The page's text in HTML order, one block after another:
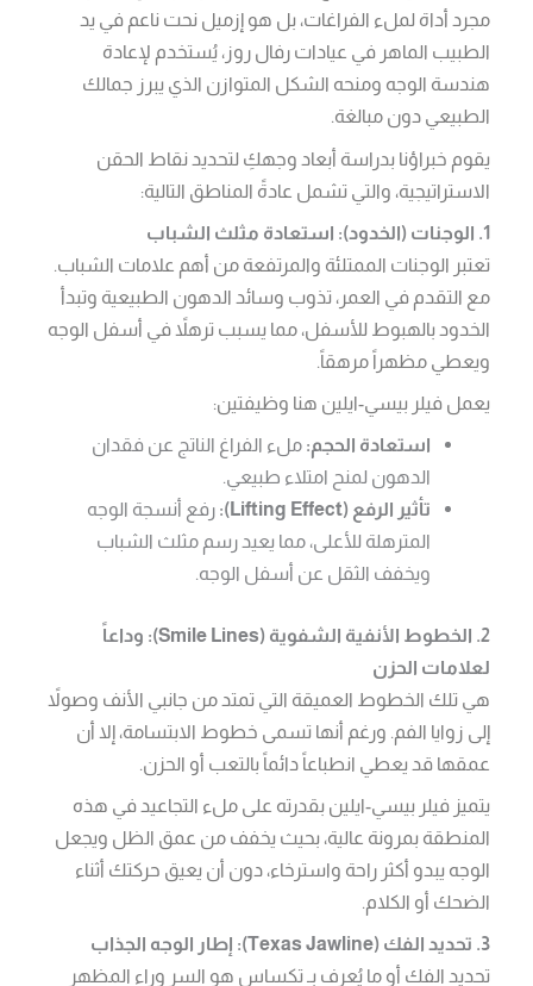
مجرد أداة لملء الفراغات، بل هو إزميل نحت ناعم في يد
الطبيب الماهر في عيادات رفال روز، يُستخدم لإعادة
هندسة الوجه ومنحه الشكل المتوازن الذي يبرز جمالك
الطبيعي دون مبالغة.
يقوم خبراؤنا بدراسة أبعاد وجهكِ لتحديد نقاط الحقن
الاستراتيجية، والتي تشمل عادةً المناطق التالية:
1. الوجنات (الخدود): استعادة مثلث الشباب
تعتبر الوجنات الممتلئة والمرتفعة من أهم علامات الشباب.
مع التقدم في العمر، تذوب وسائد الدهون الطبيعية وتبدأ
الخدود بالهبوط للأسفل، مما يسبب ترهلاً في أسفل الوجه
ويعطي مظهراً مرهقاً.
يعمل فيلر بيسي-ايلين هنا وظيفتين:
استعادة الحجم: ملء الفراغ الناتج عن فقدان
الدهون لمنح امتلاء طبيعي.
تأثير الرفع (Lifting Effect):
رفع أنسجة الوجه
المترهلة للأعلى، مما يعيد رسم مثلث الشباب
ويخفف الثقل عن أسفل الوجه.
2. الخطوط الأنفية الشفوية (Smile Lines): وداعاً
لعلامات الحزن
هي تلك الخطوط العميقة التي تمتد من جانبي الأنف وصولاً
إلى زوايا الفم. ورغم أنها تسمى خطوط الابتسامة، إلا أن
عمقها قد يعطي انطباعاً دائماً بالتعب أو الحزن.
يتميز فيلر بيسي-ايلين بقدرته على ملء التجاعيد في هذه
المنطقة بمرونة عالية، بحيث يخفف من عمق الظل ويجعل
الوجه يبدو أكثر راحة واسترخاء، دون أن يعيق حركتك أثناء
الضحك أو الكلام.
3. تحديد الفك (Texas Jawline): إطار الوجه الجذاب
تحديد الفك أو ما يُعرف بـ تكساس هو السر وراء المظهر